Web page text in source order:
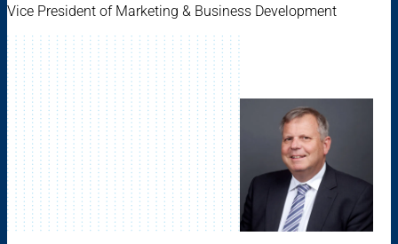
Vice President of Marketing & Business Development